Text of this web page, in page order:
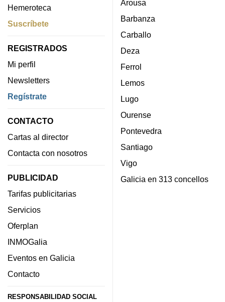
Hemeroteca
Suscríbete
REGISTRADOS
Mi perfil
Newsletters
Regístrate
CONTACTO
Cartas al director
Contacta con nosotros
PUBLICIDAD
Tarifas publicitarias
Servicios
Oferplan
INMOGalia
Eventos en Galicia
Contacto
RESPONSABILIDAD SOCIAL
Arousa
Barbanza
Carballo
Deza
Ferrol
Lemos
Lugo
Ourense
Pontevedra
Santiago
Vigo
Galicia en 313 concellos